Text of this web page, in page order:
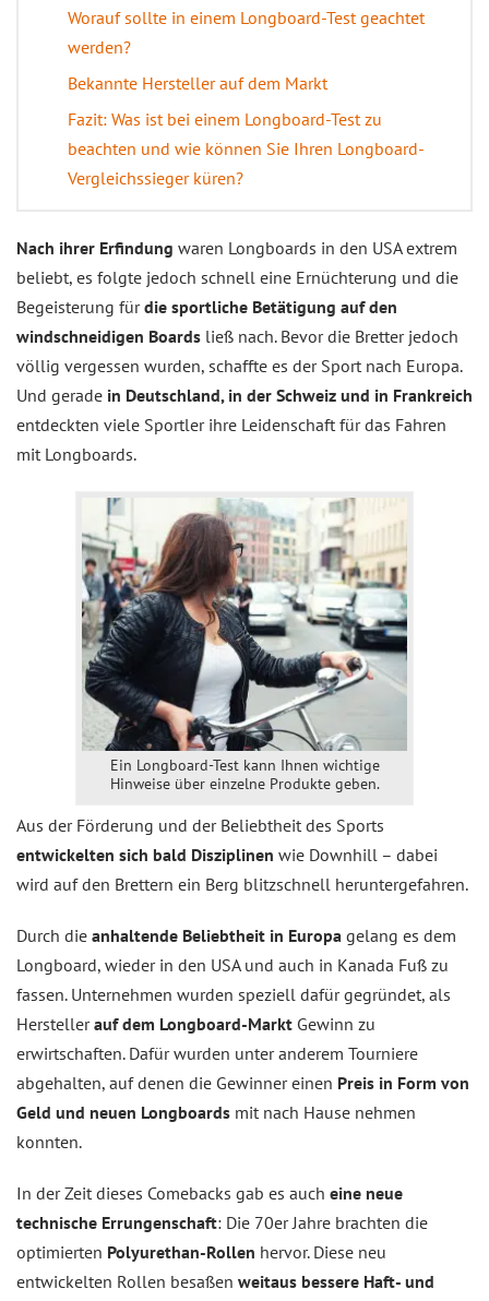
Worauf sollte in einem Longboard-Test geachtet
werden?
Bekannte Hersteller auf dem Markt
Fazit: Was ist bei einem Longboard-Test zu
beachten und wie können Sie Ihren Longboard-
Vergleichssieger küren?
Nach ihrer Erfindung waren Longboards in den USA extrem
beliebt, es folgte jedoch schnell eine Ernüchterung und die
Begeisterung fürdie sportliche Betätigung auf den
windschneidigen Boards ließ nach. Bevor die Bretter jedoch
völlig vergessen wurden, schaffte es der Sport nach Europa.
Und gerade in Deutschland, in der Schweiz und in Frankreich
entdeckten viele Sportler ihre Leidenschaft für das Fahren
mit Longboards.
Ein Longboard-Test kann Ihnen wichtige
Hinweise über einzelne Produkte geben.
Aus der Förderung und der Beliebtheit des Sports
entwickelten sich bald Disziplinen wie Downhill – dabei
wird auf den Brettern ein Berg blitzschnell heruntergefahren.
Durch die anhaltende Beliebtheit in Europa gelang es dem
Longboard, wieder in den USA und auch in Kanada Fuß zu
fassen. Unternehmen wurden speziell dafür gegründet, als
Herstellerauf dem Longboard-Markt Gewinn zu
erwirtschaften. Dafür wurden unter anderem Tourniere
abgehalten, auf denen die Gewinner einen Preis in Form von
Geld und neuen Longboards mit nach Hause nehmen
konnten.
In der Zeit dieses Comebacks gab es auch eine neue
technische Errungenschaft: Die 70er Jahre brachten die
optimierten Polyurethan-Rollen hervor. Diese neu
entwickelten Rollen besaßen weitaus bessere Haft- und